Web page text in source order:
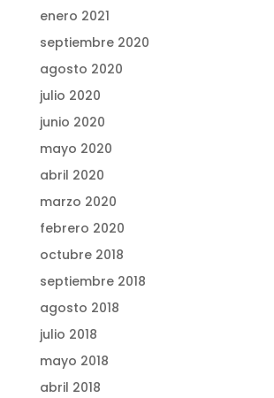
enero 2021
septiembre 2020
agosto 2020
julio 2020
junio 2020
mayo 2020
abril 2020
marzo 2020
febrero 2020
octubre 2018
septiembre 2018
agosto 2018
julio 2018
mayo 2018
abril 2018